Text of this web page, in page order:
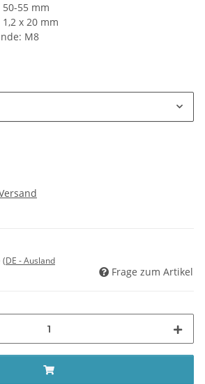
55 mm
x 20 mm
M8
(DE - Ausland
Frage zum Artikel